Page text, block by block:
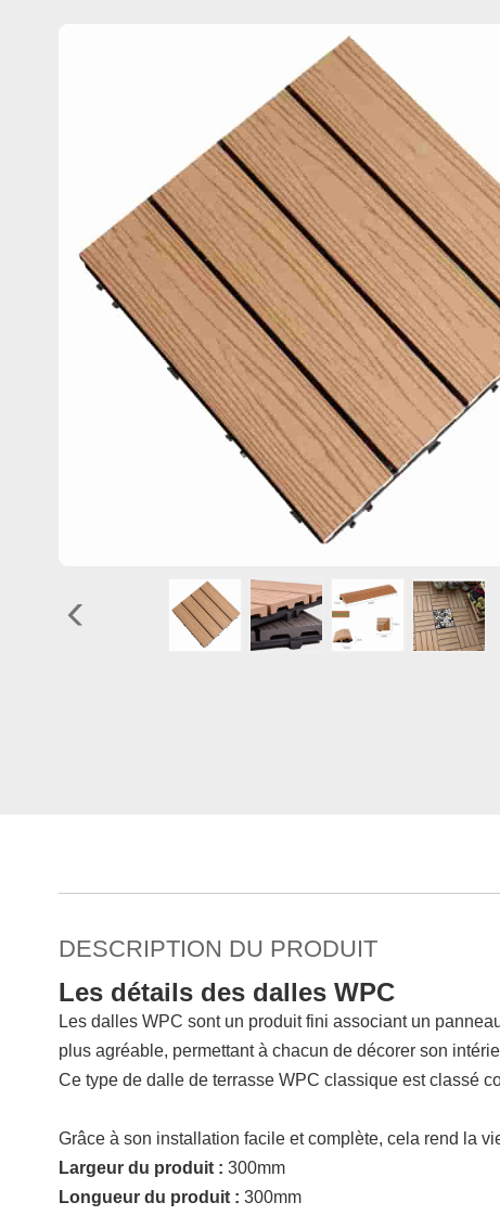
DESCRIPTION DU PRODUIT
Les détails des dalles WPC
Les dalles WPC sont un produit fini associant un
plus agréable, permettant à chacun de décorer son
Ce type de dalle de terrasse WPC classique est classé
Grâce à son installation facile et complète, cela rend la
Largeur du produit : 300mm
Longueur du produit : 300mm